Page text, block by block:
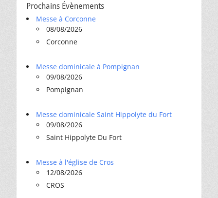
Prochains Évènements
Messe à Corconne
08/08/2026
Corconne
Messe dominicale à Pompignan
09/08/2026
Pompignan
Messe dominicale Saint Hippolyte du Fort
09/08/2026
Saint Hippolyte Du Fort
Messe à l'église de Cros
12/08/2026
CROS